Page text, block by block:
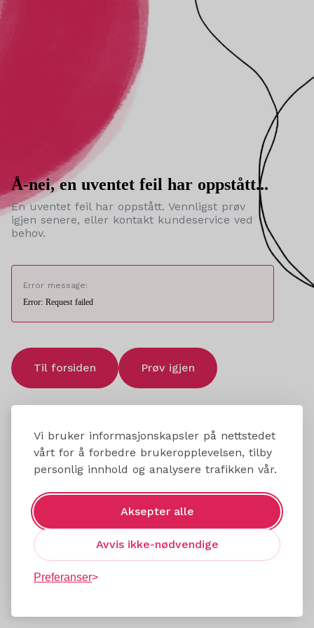
Vi bruker informasjonskapsler på nettstedet
vårt for å forbedre brukeropplevelsen, tilby
personlig innhold og analysere trafikken vår.
Aksepter alle
Avvis ikke-nødvendige
Preferanser
Å-nei, en uventet feil har oppstått...
En uventet feil har oppstått. Vennligst prøv
igjen senere, eller kontakt kundeservice ved
behov.
Error message:
Error: Request failed
Til forsiden Prøv igjen